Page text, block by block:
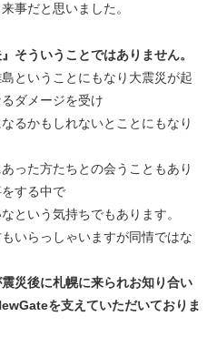
事だと思いました。
そういうことではありません。
ということにもなり大震災が起
ダメージを受け
るかもしれないとことにもなり
った方たちとの会うこともあり
する中で
という気持ちでもあります。
いらっしゃいますが同情ではな
災後に札幌に来られお知り合い
を支えていただいておりま